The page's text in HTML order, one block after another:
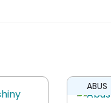
ABUS